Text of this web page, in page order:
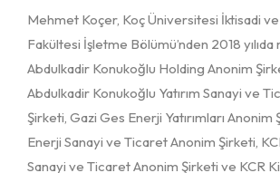
Mehmet Koçer, Koç Üniversitesi İktisadi
Fakültesi İşletme Bölümü’nden 2018
Abdulkadir Konukoğlu Holding Anonim
Abdulkadir Konukoğlu Yatırım Sanayi ve
Şirketi, Gazi Ges Enerji Yatırımları Anonim
Enerji Sanayi ve Ticaret Anonim Şirketi,
Sanayi ve Ticaret Anonim Şirketi ve KCR